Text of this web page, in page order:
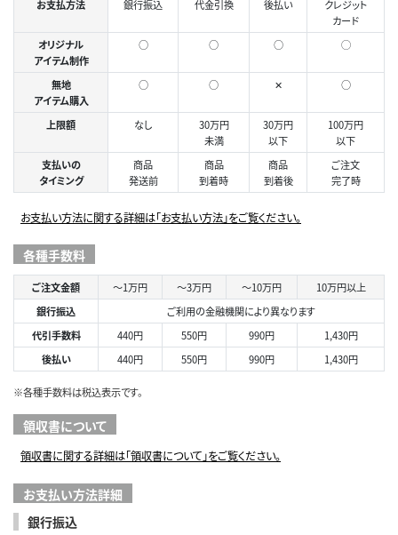
お支払方法 銀行振込 代金引換 後払い
クレジット
カード
オリジナル
アイテム制作
○ ○ ○ ◯
無地
アイテム購入
○ ○ ✕ ○
上限額 なし
30万円
未満
30万円
以下
100万円
以下
支払いの
タイミング
商品
発送前
商品
到着時
商品
到着後
ご注文
完了時
お支払い方法に関する詳細は「お支払い方法」をご覧ください。
各種手数料
ご注文金額 ～1万円 ～3万円 ～10万円
10万円以上
銀行振込
ご利用の金融機関により異なります
代引手数料
440円 550円 990円
1,430円
後払い
440円 550円 990円 1,430円
※各種手数料は税込表示です。
領収書について
領収書に関する詳細は「領収書について」をご覧ください。
お支払い方法詳細
銀行振込